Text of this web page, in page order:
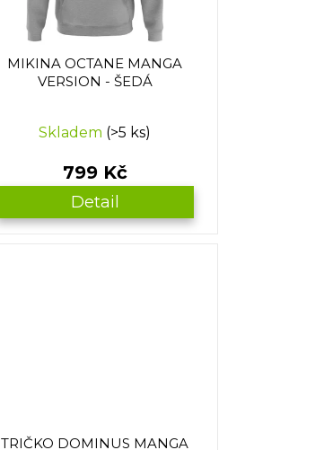
MIKINA OCTANE MANGA
VERSION - ŠEDÁ
Skladem (>5 ks)
799 Kč
Detail
TRIČKO DOMINUS MANGA